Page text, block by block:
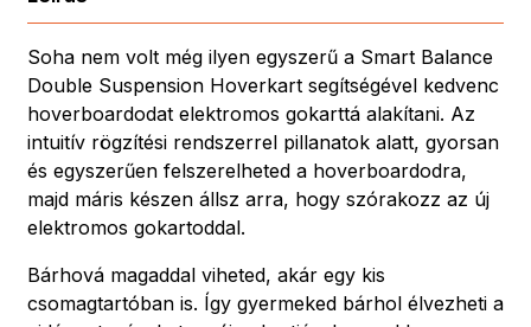
Soha nem volt még ilyen egyszerű a Smart Balance
Double Suspension Hoverkart segítségével kedvenc
hoverboardodat elektromos gokarttá alakítani. Az
intuitív rögzítési rendszerrel pillanatok alatt, gyorsan
és egyszerűen felszerelheted a hoverboardodra,
majd máris készen állsz arra, hogy szórakozz az új
elektromos gokartoddal.
Bárhová magaddal viheted, akár egy kis
csomagtartóban is. Így gyermeked bárhol élvezheti a